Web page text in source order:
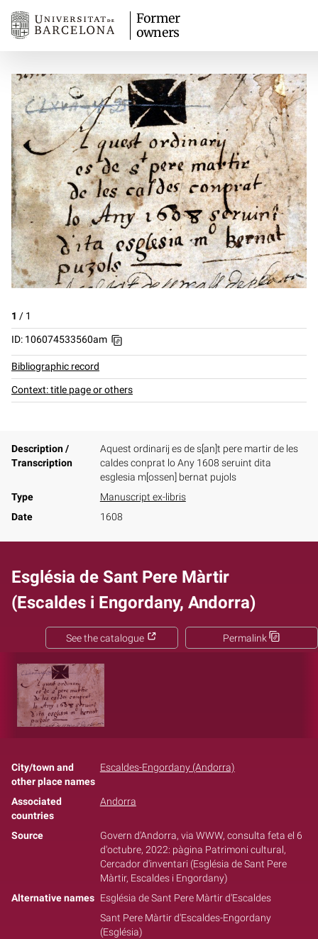
Former
owners
1 / 1
ID: 106074533560am
Bibliographic record
Context: title page or others
Description /
Transcription
Aquest ordinarij es de s[an]t pere martir de les
caldes conprat lo Any 1608 seruint dita
esglesia m[ossen] bernat pujols
Type
Manuscript ex-libris
Date
1608
Església de Sant Pere Màrtir
(Escaldes i Engordany, Andorra)
Permalink
See the catalogue
City/town and
other place names
Escaldes-Engordany (Andorra)
Associated
countries
Andorra
Source
Govern d'Andorra, via WWW, consulta feta el 6
d'octubre, 2022: pàgina Patrimoni cultural,
Cercador d'inventari (Església de Sant Pere
Màrtir, Escaldes i Engordany)
Alternative names Església de Sant Pere Màrtir d'Escaldes
Sant Pere Màrtir d'Escaldes-Engordany
(Església)